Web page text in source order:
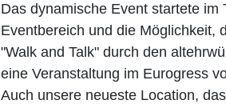
Das dynamische Event startete
Eventbereich und die Möglichkeit,
"Walk and Talk" durch den
eine Veranstaltung im Eurogress
Auch unsere neueste Location,